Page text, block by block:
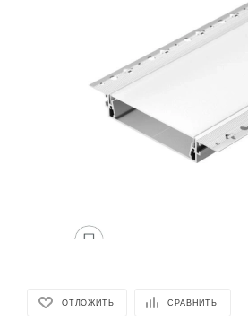
ОТЛОЖИТЬ СРАВНИТЬ